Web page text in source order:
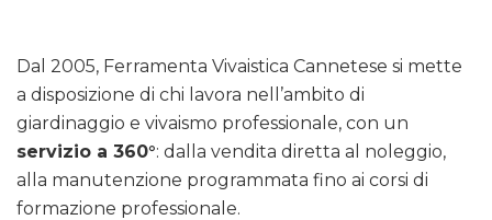
Dal 2005, Ferramenta Vivaistica Cannetese si mette
a disposizione di chi lavora nell’ambito di
giardinaggio e vivaismo professionale, con un
servizio a 360°: dalla vendita diretta al noleggio,
alla manutenzione programmata fino ai corsi di
formazione professionale.